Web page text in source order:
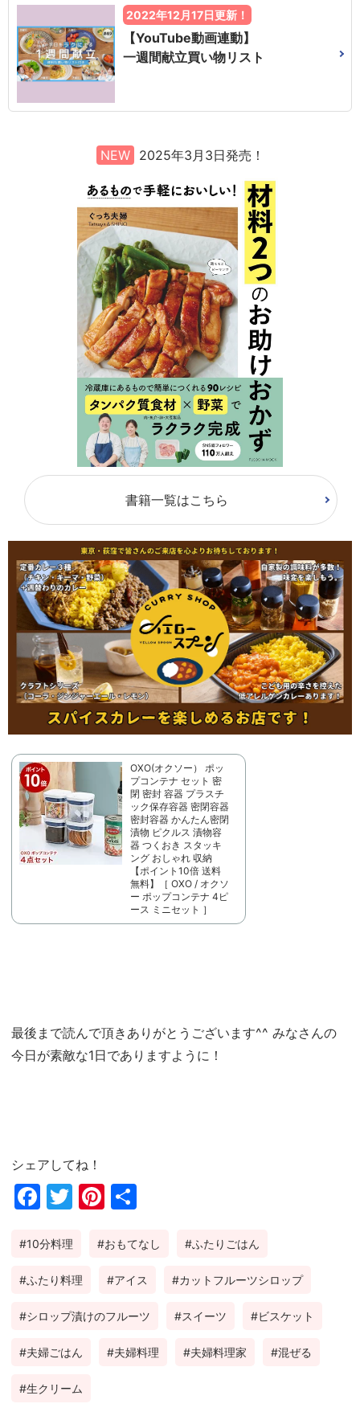
2022年12月17日更新！
【YouTube動画連動】
一週間献立買い物リスト
NEW 2025年3月3日発売！
書籍一覧はこちら
OXO(オクソー） ポッ
プコンテナ セット 密
閉 密封 容器 プラスチ
ック保存容器 密閉容器
密封容器 かんたん密閉
漬物 ピクルス 漬物容
器 つくおき スタッキ
ング おしゃれ 収納
【ポイント10倍 送料
無料】［ OXO / オクソ
ー ポップコンテナ 4ピ
ース ミニセット ］
最後まで読んで頂きありがとうございます^^ みなさんの
今日が素敵な1日でありますように！
シェアしてね！
Fac
ok
Twi
Pin
est
10分料理 おもてなし ふたりごはん
ふたり料理 アイス カットフルーツシロップ
シロップ漬けのフルーツ スイーツ ビスケット
夫婦ごはん 夫婦料理 夫婦料理家 混ぜる
生クリーム